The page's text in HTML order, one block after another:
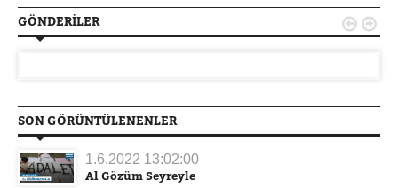
GÖNDERILER  
SON GÖRÜNTÜLENENLER
1.6.2022 13:02:00
Al Gözüm Seyreyle